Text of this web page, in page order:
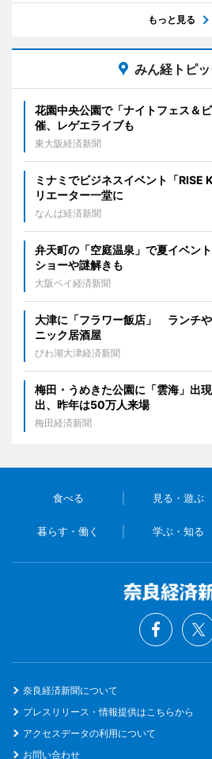
もっと見る
みん経トピ
花園中央公園で「ナイトフェス＆
催、レゲエライブも
東大阪経済新聞
ミナミでビジネスイベント「
リエーター一堂に
なんば経済新聞
弁天町の「空庭温泉」で夏イベン
ショーや謎解きも
大阪ベイ経済新聞
大津に「フラワー飯店」 ランチ
ニック居酒屋
びわ湖大津経済新聞
梅田・うめきた公園に「雲海」出
出、昨年は50万人来場
梅田経済新聞
食べる 見る・遊ぶ
暮らす・働く 学ぶ・知る
奈良経済新聞について
プレスリリース・情報提供はこちらから
アクセスデータの利用について
お問い合わせ